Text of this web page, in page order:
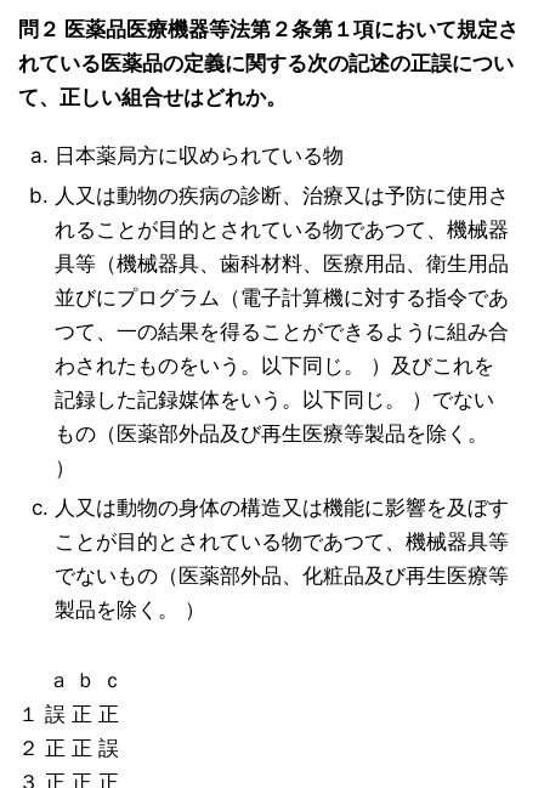
問２ 医薬品医療機器等法第２条第１項において規定さ
れている医薬品の定義に関する次の記述の正誤につい
て、正しい組合せはどれか。
日本薬局方に収められている物
人又は動物の疾病の診断、治療又は予防に使用さ
れることが目的とされている物であつて、機械器
具等（機械器具、歯科材料、医療用品、衛生用品
並びにプログラム（電子計算機に対する指令であ
つて、一の結果を得ることができるように組み合
わされたものをいう。以下同じ。 ）及びこれを
記録した記録媒体をいう。以下同じ。 ）でない
もの（医薬部外品及び再生医療等製品を除く。
）
人又は動物の身体の構造又は機能に影響を及ぼす
ことが目的とされている物であつて、機械器具等
でないもの（医薬部外品、化粧品及び再生医療等
製品を除く。 ）
ａ ｂ ｃ
１ 誤 正 正
２ 正 正 誤
３ 正 正 正